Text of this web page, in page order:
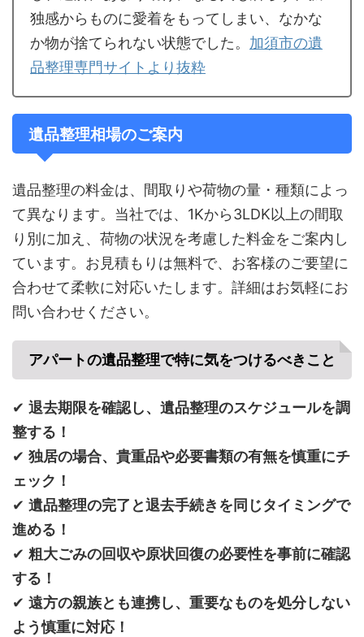
独感からものに愛着をもってしまい、なかな
か物が捨てられない状態でした。 加須市の遺
品整理専門サイトより抜粋
遺品整理相場のご案内
遺品整理の料金は、間取りや荷物の量・種類によっ
て異なります。当社では、1Kから3LDK以上の間取
り別に加え、荷物の状況を考慮した料金をご案内し
ています。お見積もりは無料で、お客様のご要望に
合わせて柔軟に対応いたします。詳細はお気軽にお
問い合わせください。
アパートの遺品整理で特に気をつけるべきこと
✔ 退去期限を確認し、遺品整理のスケジュールを調
整する！
✔ 独居の場合、貴重品や必要書類の有無を慎重にチ
ェック！
✔ 遺品整理の完了と退去手続きを同じタイミングで
進める！
✔ 粗大ごみの回収や原状回復の必要性を事前に確認
する！
✔ 遠方の親族とも連携し、重要なものを処分しない
よう慎重に対応！